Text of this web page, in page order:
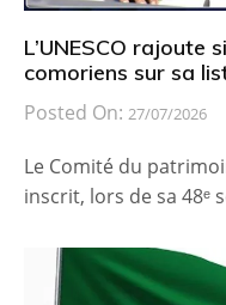
L’UNESCO rajoute
comoriens sur sa
Posted On: 27/07/2026
Le Comité du
inscrit, lors de sa 48ᵉ